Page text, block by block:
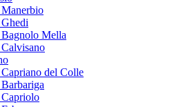
Mella
del Colle